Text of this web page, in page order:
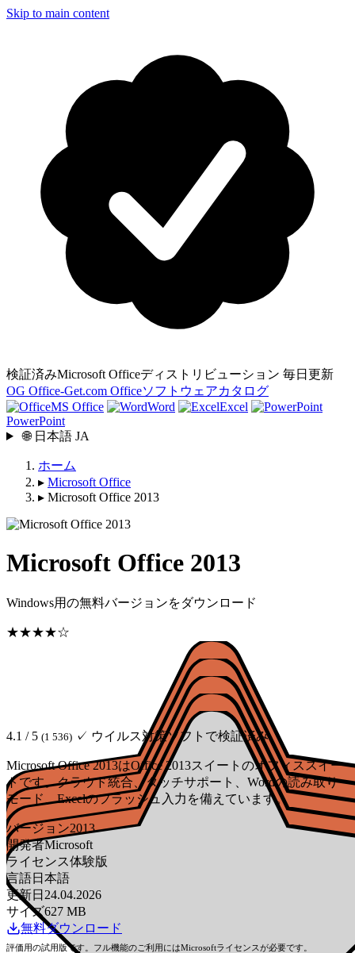
Skip to main content
検証済みMicrosoft Officeディストリビューション 毎日更新
OG Office-Get.com Officeソフトウェアカタログ
MS Office
Word
Excel
PowerPoint
🌐 日本語 JA
ホーム
▸ Microsoft Office
▸ Microsoft Office 2013
Microsoft Office 2013
Windows用の無料バージョンをダウンロード
★★★★☆
4.1 / 5 (1 536) ✓ ウイルス対策ソフトで検証済み
Microsoft Office 2013はOffice 2013スイートのオフィススイー
トです。クラウド統合、タッチサポート、Wordの読み取り
モード、Excelのフラッシュ入力を備えています。
バージョン2013
開発者Microsoft
ライセンス体験版
言語日本語
更新日 24.04.2026
サイズ627 MB
無料ダウンロード
評価用の試用版です。フル機能のご利用にはMicrosoftライセンスが必要です。